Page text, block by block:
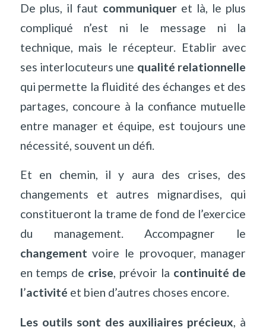
De plus, il faut communiqueret là, le plus
compliqué n’est ni le message ni la
technique, mais le récepteur. Etablir avec
ses interlocuteurs une qualité relationnelle
qui permette la fluidité des échanges et des
partages, concoure à la confiance mutuelle
entre manager et équipe, est toujours une
nécessité, souvent un défi.
Et en chemin, il y aura des crises, des
changements et autres mignardises, qui
constitueront la trame de fond de l’exercice
du management. Accompagner le
changementvoire le provoquer, manager
en temps de crise, prévoir la continuité de
l’activité et bien d’autres choses encore.
Les outils sont des auxiliaires précieux, à